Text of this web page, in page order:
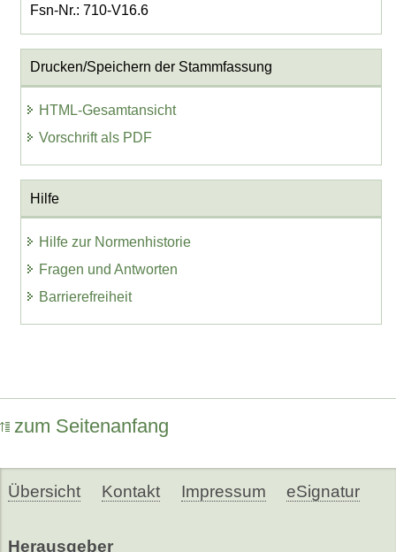
Fsn-Nr.: 710-V16.6
Drucken/Speichern der Stammfassung
HTML-Gesamtansicht
Vorschrift als PDF
Hilfe
Hilfe zur Normenhistorie
Fragen und Antworten
Barrierefreiheit
zum Seitenanfang
Übersicht Kontakt Impressum eSignatur
Herausgeber